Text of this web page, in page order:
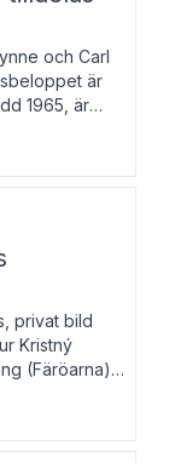
och Carl
är
1965, är
i antikens
privat bild
Kristný
(Färöarna)
med
upp på
och